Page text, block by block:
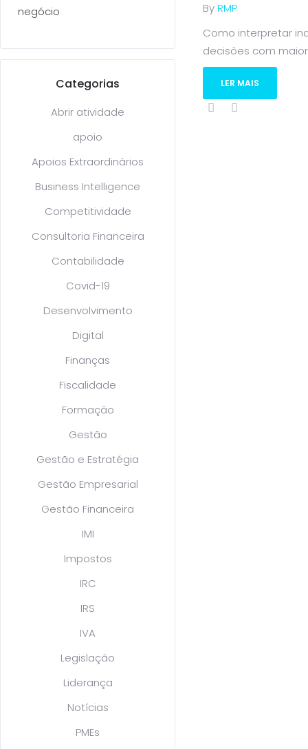
Categorias
Abrir atividade
apoio
Apoios Extraordinários
Business Intelligence
Competitividade
Consultoria Financeira
Contabilidade
Covid-19
Desenvolvimento
Digital
Finanças
Fiscalidade
Formação
Gestão
Gestão e Estratégia
Gestão Empresarial
Gestão Financeira
IMI
Impostos
IRC
IRS
IVA
Legislação
Liderança
Notícias
PMEs
ByRMP
Como interpretar
decisões com
LER MAIS